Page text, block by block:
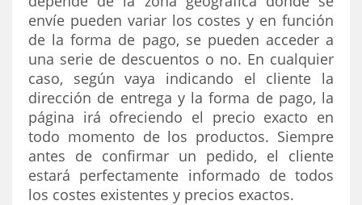
envíe pueden variar los costes y en función
de la forma de pago, se pueden acceder a
una serie de descuentos o no. En cualquier
caso, según vaya indicando el cliente la
dirección de entrega y la forma de pago, la
página irá ofreciendo el precio exacto en
todo momento de los productos. Siempre
antes de confirmar un pedido, el cliente
estará perfectamente informado de todos
los costes existentes y precios exactos.